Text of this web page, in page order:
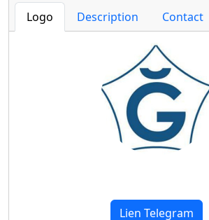
Logo Description Contact
Lien Telegram